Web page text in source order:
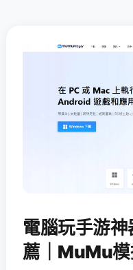
電腦玩手游
薦｜MuMu模